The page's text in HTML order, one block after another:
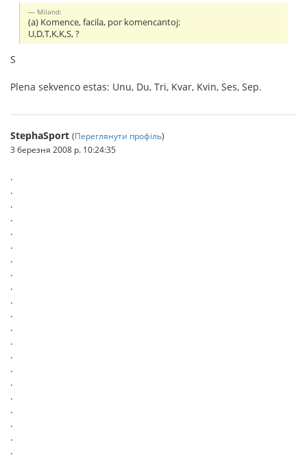
Miland:
(a) Komence, facila, por komencantoj:
U,D,T,K,K,S, ?
S
Plena sekvenco estas: Unu, Du, Tri, Kvar, Kvin, Ses, Sep.
StephaSport (Переглянути профіль)
3 березня 2008 р. 10:24:35
.
.
.
.
.
.
.
.
.
.
.
.
.
.
.
.
.
.
.
.
.